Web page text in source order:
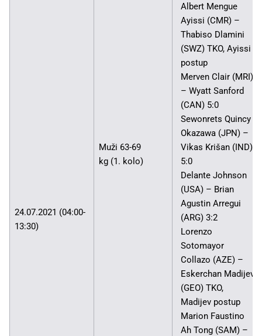
24.07.2021 (04:00-
13:30)
Muži 63-69
kg (1. kolo)
Albert Mengue
Ayissi (CMR) –
Thabiso Dlamini
(SWZ) TKO, Ayissi
postup
Merven Clair (MRI)
– Wyatt Sanford
(CAN) 5:0
Sewonrets Quincy
Okazawa (JPN) –
Vikas Krišan (IND)
5:0
Delante Johnson
(USA) – Brian
Agustin Arregui
(ARG) 3:2
Lorenzo
Sotomayor
Collazo (AZE) –
Eskerchan Madijev
(GEO) TKO,
Madijev postup
Marion Faustino
Ah Tong (SAM) –